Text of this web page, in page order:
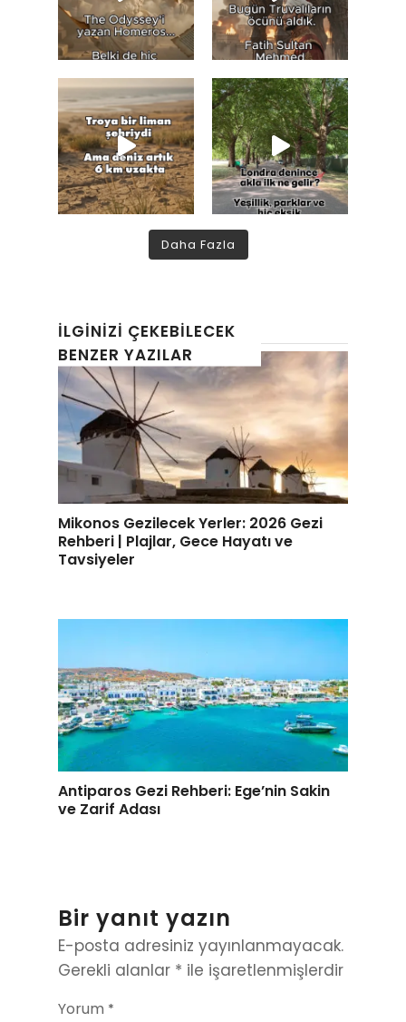
Daha Fazla
İLGINIZI ÇEKEBILECEK
BENZER YAZILAR
Mikonos Gezilecek Yerler: 2026 Gezi
Rehberi | Plajlar, Gece Hayatı ve
Tavsiyeler
Antiparos Gezi Rehberi: Ege’nin Sakin
ve Zarif Adası
Bir yanıt yazın
E-posta adresiniz yayınlanmayacak.
Gerekli alanlar * ile işaretlenmişlerdir
Yorum *